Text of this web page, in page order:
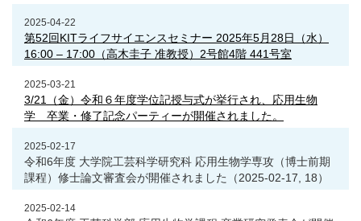
2025-04-22
第52回KITライフサイエンスセミナー 2025年5月28日（水）
16:00 ‒ 17:00（高木圭子 准教授）2号館4階 441号室
2025-03-21
3/21（金）令和６年度学位記授与式が挙行され、応用生物
学 卒業・修了記念パーティーが開催されました。
2025-02-17
令和6年度 大学院工芸科学研究科 応用生物学専攻（博士前期
課程）修士論文審査会が開催されました（2025-02-17, 18）
2025-02-14